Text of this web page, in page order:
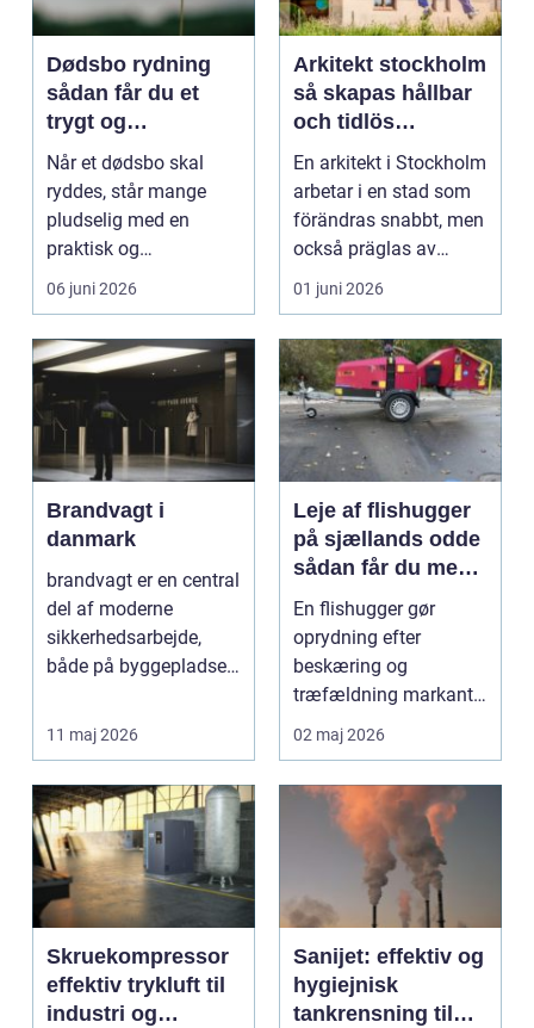
Dødsbo rydning
sådan får du et
trygt og
respektfuldt forløb
Når et dødsbo skal
ryddes, står mange
pludselig med en
praktisk og
følelsesmæssig
opgave på én gang....
06 juni 2026
Arkitekt stockholm
så skapas hållbar
och tidlös
arkitektur i
huvudstaden
En arkitekt i Stockholm
arbetar i en stad som
förändras snabbt, men
också präglas av
starka historis...
01 juni 2026
Brandvagt i
danmark
brandvagt er en central
del af moderne
sikkerhedsarbejde,
både på byggepladser,
11 maj 2026
Leje af flishugger
på sjællands odde
sådan får du mest
ud af arbejdet
En flishugger gør
oprydning efter
beskæring og
træfældning markant
lettere. I stedet for at
bruge we...
02 maj 2026
Skruekompressor
effektiv trykluft til
industri og
Sanijet: effektiv og
hygiejnisk
tankrensning til